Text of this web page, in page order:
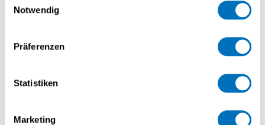
Notwendig
Präferenzen
Statistiken
Marketing